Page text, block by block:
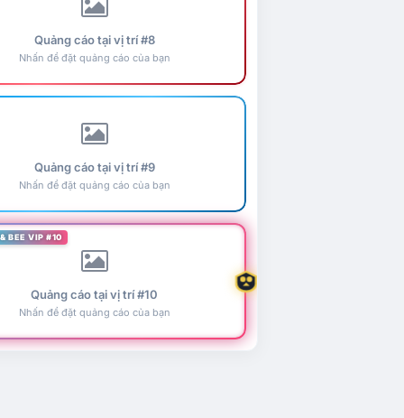
Quảng cáo tại vị trí #8
Nhấn để đặt quảng cáo của bạn
Quảng cáo tại vị trí #9
Nhấn để đặt quảng cáo của bạn
BEE VIP #10
Quảng cáo tại vị trí #10
Nhấn để đặt quảng cáo của bạn